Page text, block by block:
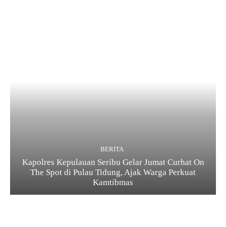
BERITA
Kapolres Kepulauan Seribu Gelar Jumat Curhat On
The Spot di Pulau Tidung, Ajak Warga Perkuat
Kamtibmas